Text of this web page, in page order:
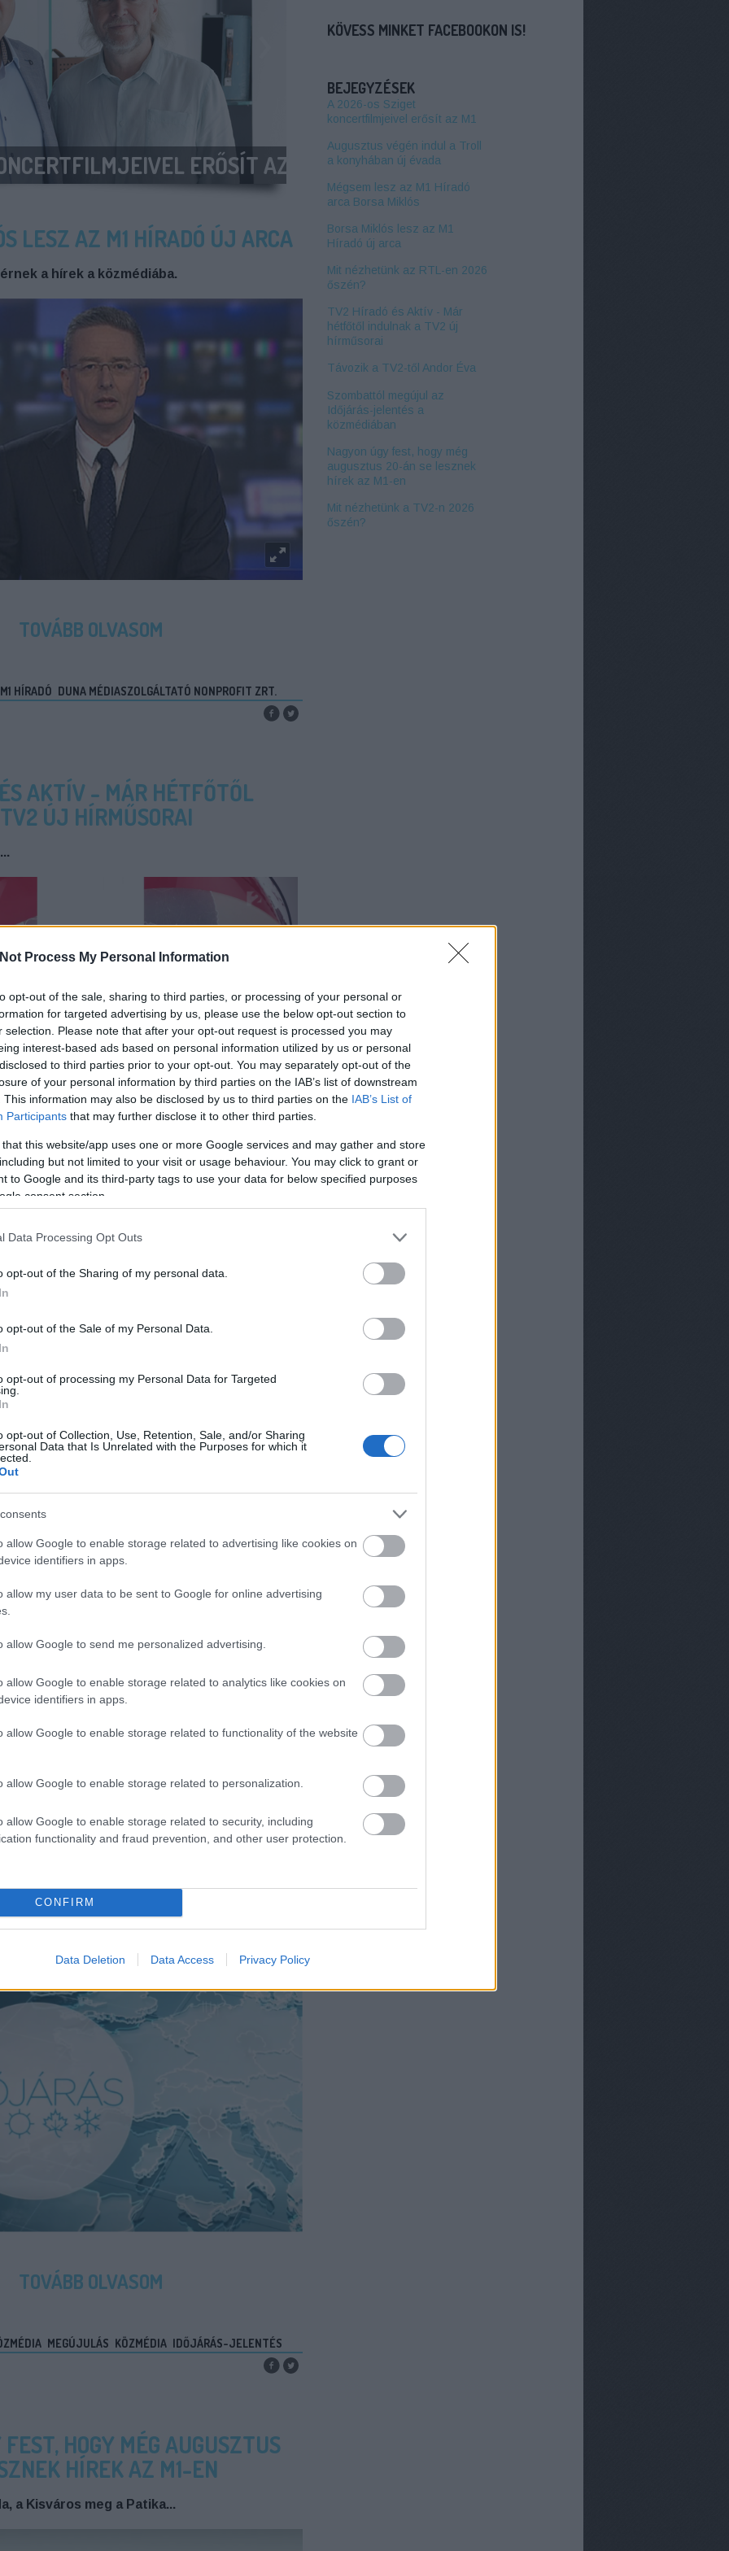
Process My Personal Information
opt-out of the sale, sharing to third parties, or processing of your personal or
for targeted advertising by us, please use the below opt-out section to
selection. Please note that after your opt-out request is processed you may
interest-based ads based on personal information utilized by us or personal
to third parties prior to your opt-out. You may separately opt-out of the
of your personal information by third parties on the IAB’s list of downstream
This information may also be disclosed by us to third parties on the IAB’s List of
Participants that may further disclose it to other third parties.
that this website/app uses one or more Google services and may gather and store
but not limited to your visit or usage behaviour. You may click to grant or
to Google and its third-party tags to use your data for below specified purposes
consent section.
Data Processing Opt Outs
opt-out of the Sharing of my personal data.
opt-out of the Sale of my Personal Data.
opt-out of processing my Personal Data for Targeted
opt-out of Collection, Use, Retention, Sale, and/or Sharing
Data that Is Unrelated with the Purposes for which it
allow Google to enable storage related to advertising like cookies on
identifiers in apps.
allow my user data to be sent to Google for online advertising
allow Google to send me personalized advertising.
allow Google to enable storage related to analytics like cookies on
identifiers in apps.
allow Google to enable storage related to functionality of the website
allow Google to enable storage related to personalization.
allow Google to enable storage related to security, including
functionality and fraud prevention, and other user protection.
CONFIRM
Data Deletion Data Access Privacy Policy
A TROLL A KONYHÁBAN ÚJ ÉVADA
LESZ AZ M1 HÍRADÓ ÚJ ARCA
a hírek a közmédiába.
TOVÁBB OLVASOM
M1 HÍRADÓ DUNA MÉDIASZOLGÁLTATÓ NONPROFIT ZRT.
AKTÍV - MÁR HÉTFŐTŐL
ÚJ HÍRMŰSORAI
TOVÁBB OLVASOM
TŐL ANDOR ÉVA
TOVÁBB OLVASOM
TOVÁBB OLVASOM
MEGÚJULÁS KÖZMÉDIA IDŐJÁRÁS-JELENTÉS
FEST, HOGY MÉG AUGUSZTUS
HÍREK AZ M1-EN
a Kisváros meg a Patika...
KÖVESS MINKET FACEBOOKON IS!
BEJEGYZÉSEK
A 2026-os Sziget
koncertfilmjeivel erősít az M1
Augusztus végén indul a Troll
a konyhában új évada
Mégsem lesz az M1 Híradó
arca Borsa Miklós
Borsa Miklós lesz az M1
Híradó új arca
Mit nézhetünk az RTL-en 2026
őszén?
TV2 Híradó és Aktív - Már
hétfőtől indulnak a TV2 új
hírműsorai
Távozik a TV2-től Andor Éva
Szombattól megújul az
Időjárás-jelentés a
közmédiában
Nagyon úgy fest, hogy még
augusztus 20-án se lesznek
hírek az M1-en
Mit nézhetünk a TV2-n 2026
őszén?